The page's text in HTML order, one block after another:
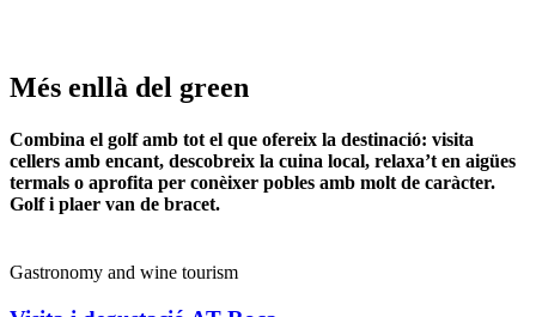
Més enllà del green
Combina el golf amb tot el que ofereix la destinació: visita
cellers amb encant, descobreix la cuina local, relaxa’t en aigües
termals o aprofita per conèixer pobles amb molt de caràcter.
Golf i plaer van de bracet.
Gastronomy and wine tourism